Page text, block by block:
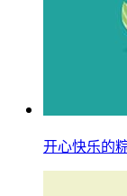
开心快乐的